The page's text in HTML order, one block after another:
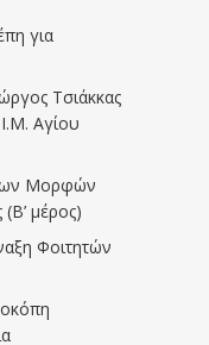
για
Τσιάκκας
Αγίου
Μορφών
μέρος)
Φοιτητών